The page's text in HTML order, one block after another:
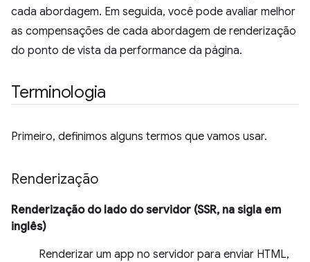
cada abordagem. Em seguida, você pode avaliar melhor
as compensações de cada abordagem de renderização
do ponto de vista da performance da página.
Terminologia
Primeiro, definimos alguns termos que vamos usar.
Renderização
Renderização do lado do servidor (SSR, na sigla em
inglês)
Renderizar um app no servidor para enviar HTML,